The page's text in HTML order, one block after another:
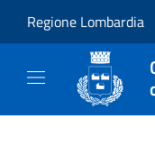
Regione Lombardia